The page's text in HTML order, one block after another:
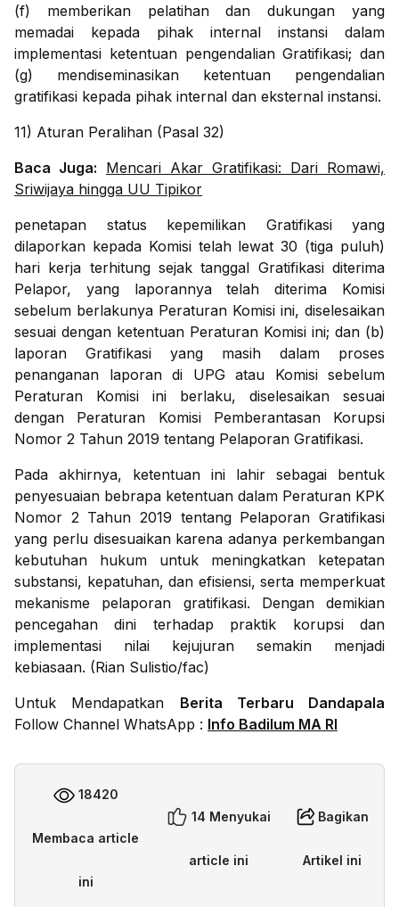
(f) memberikan pelatihan dan dukungan yang
memadai kepada pihak internal instansi dalam
implementasi ketentuan pengendalian Gratifikasi; dan
(g) mendiseminasikan ketentuan pengendalian
gratifikasi kepada pihak internal dan eksternal instansi.
11) Aturan Peralihan (Pasal 32)
Baca Juga: Mencari Akar Gratifikasi: Dari Romawi,
Sriwijaya hingga UU Tipikor
penetapan status kepemilikan Gratifikasi yang
dilaporkan kepada Komisi telah lewat 30 (tiga puluh)
hari kerja terhitung sejak tanggal Gratifikasi diterima
Pelapor, yang laporannya telah diterima Komisi
sebelum berlakunya Peraturan Komisi ini, diselesaikan
sesuai dengan ketentuan Peraturan Komisi ini; dan (b)
laporan Gratifikasi yang masih dalam proses
penanganan laporan di UPG atau Komisi sebelum
Peraturan Komisi ini berlaku, diselesaikan sesuai
dengan Peraturan Komisi Pemberantasan Korupsi
Nomor 2 Tahun 2019 tentang Pelaporan Gratifikasi.
Pada akhirnya, ketentuan ini lahir sebagai bentuk
penyesuaian bebrapa ketentuan dalam Peraturan KPK
Nomor 2 Tahun 2019 tentang Pelaporan Gratifikasi
yang perlu disesuaikan karena adanya perkembangan
kebutuhan hukum untuk meningkatkan ketepatan
substansi, kepatuhan, dan efisiensi, serta memperkuat
mekanisme pelaporan gratifikasi. Dengan demikian
pencegahan dini terhadap praktik korupsi dan
implementasi nilai kejujuran semakin menjadi
kebiasaan. (Rian Sulistio/fac)
Untuk Mendapatkan Berita Terbaru Dandapala
Follow Channel WhatsApp : Info Badilum MA RI
18420
Membaca article
ini
14 Menyukai
article ini
Bagikan
Artikel ini